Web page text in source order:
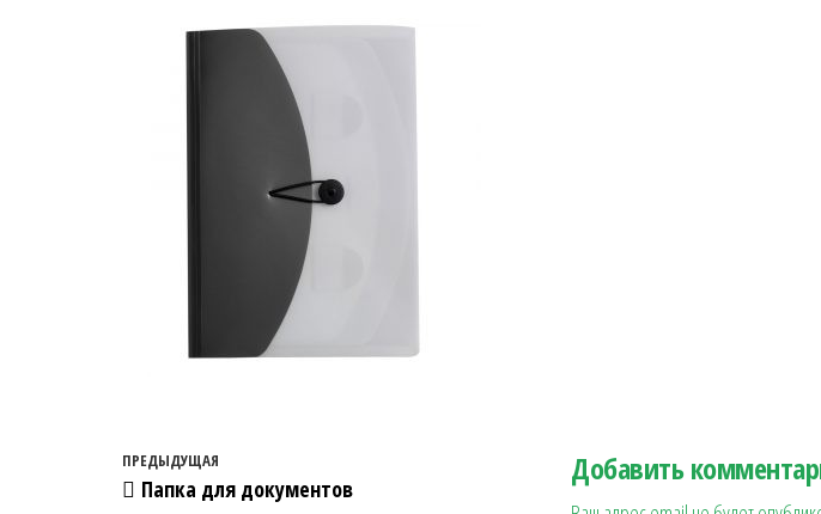
Навигация по записям
Предыдущая запись
ПРЕДЫДУЩАЯ
Папка для документов
Добавить